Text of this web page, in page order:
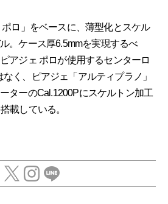
ロ」をベースに、薄型化とスケル
。ケース厚6.5mmを実現するべ
アジェ ポロが使用するセンターロ
く、ピアジェ「アルティプラノ」
ターのCal.1200Pにスケルトン加工
載している。